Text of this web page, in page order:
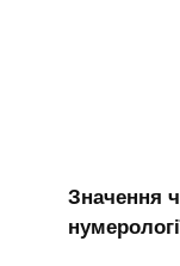
Значення